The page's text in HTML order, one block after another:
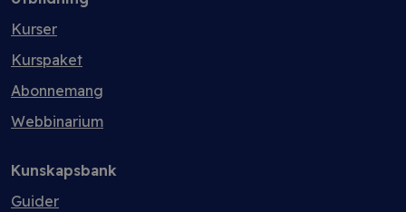
Kurser
Kurspaket
Abonnemang
Webbinarium
Kunskapsbank
Guider